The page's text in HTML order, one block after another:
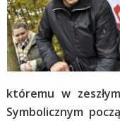
DRUGI
POZIOM
TEST
KONTAKT
któremu w
Symbolicznym